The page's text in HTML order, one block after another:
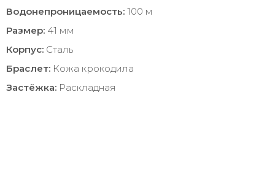
Водонепроницаемость: 100 м
Размер: 41 мм
Корпус: Сталь
Браслет: Кожа крокодила
Застёжка: Раскладная